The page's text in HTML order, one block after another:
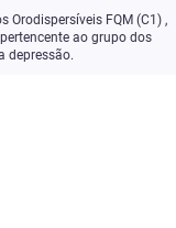
Orodispersíveis FQM (C1) ,
ao grupo dos
depressão.